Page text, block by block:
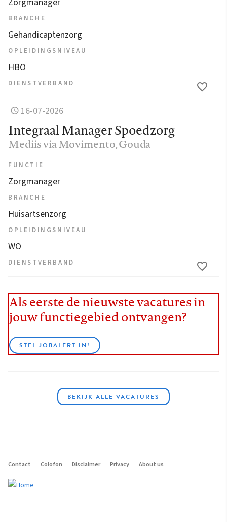
BRANCHE
Gehandicaptenzorg
OPLEIDINGSNIVEAU
HBO
DIENSTVERBAND
16-07-2026
Integraal Manager Spoedzorg
Mediis via Movimento, Gouda
FUNCTIE
Zorgmanager
BRANCHE
Huisartsenzorg
OPLEIDINGSNIVEAU
WO
DIENSTVERBAND
Als eerste de nieuwste vacatures in
jouw functiegebied ontvangen?
STEL JOBALERT IN!
BEKIJK ALLE VACATURES
Footer
navigation
Contact Colofon Disclaimer Privacy About us